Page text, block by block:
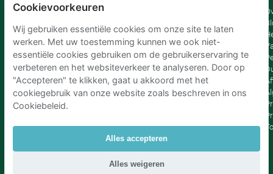
Spaans
Frankrijk
Italiaans
Nederlands
Parkeren Amsterdam
Cookievoorkeuren
Wij gebruiken essentiële cookies om onze site te laten
werken. Met uw toestemming kunnen we ook niet-
essentiële cookies gebruiken om de gebruikerservaring te
verbeteren en het websiteverkeer te analyseren. Door op
"Accepteren" te klikken, gaat u akkoord met het
cookiegebruik van onze website zoals beschreven in ons
Cookiebeleid.
Alles accepteren
Alles weigeren